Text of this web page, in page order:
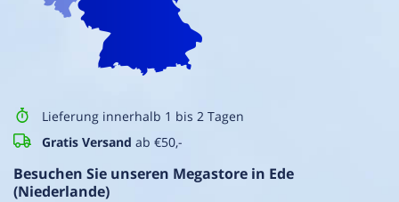
Lieferung innerhalb 1 bis 2 Tagen
Gratis Versand ab €50,-
Besuchen Sie unseren Megastore in Ede
(Niederlande)